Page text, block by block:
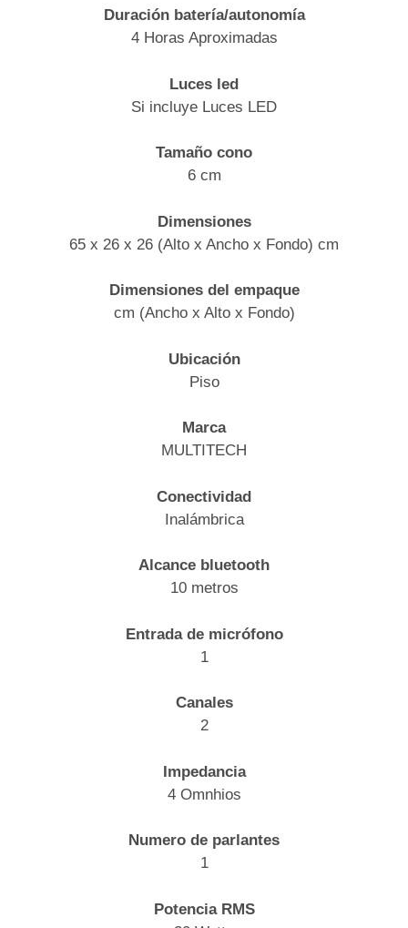
Duración batería/autonomía
4 Horas Aproximadas
Luces led
Si incluye Luces LED
Tamaño cono
6 cm
Dimensiones
65 x 26 x 26 (Alto x Ancho x Fondo) cm
Dimensiones del empaque
cm (Ancho x Alto x Fondo)
Ubicación
Piso
Marca
MULTITECH
Conectividad
Inalámbrica
Alcance bluetooth
10 metros
Entrada de micrófono
1
Canales
2
Impedancia
4 Omnhios
Numero de parlantes
1
Potencia RMS